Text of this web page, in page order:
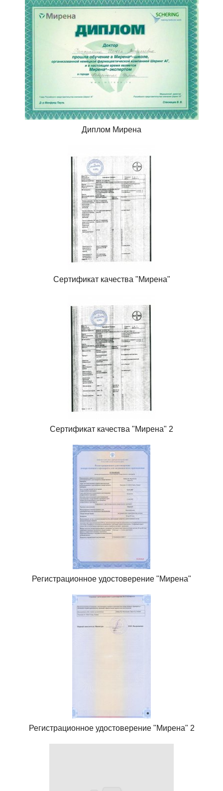
Диплом Мирена
Сертификат качества "Мирена"
Сертификат качества "Мирена" 2
Регистрационное удостоверение "Мирена"
Регистрационное удостоверение "Мирена" 2